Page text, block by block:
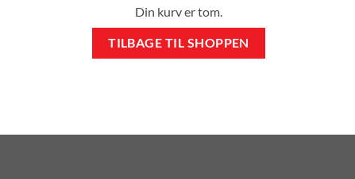
Din kurv er tom.
TILBAGE TIL SHOPPEN